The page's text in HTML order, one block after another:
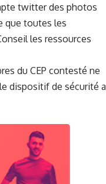
twitter des photos
que toutes les
les ressources
du CEP contesté ne
dispositif de sécurité a